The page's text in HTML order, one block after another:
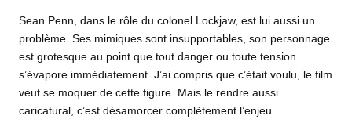
Sean Penn, dans le rôle du colonel Lockjaw, est lui aussi un
problème. Ses mimiques sont insupportables, son personnage
est grotesque au point que tout danger ou toute tension
s’évapore immédiatement. J’ai compris que c’était voulu, le film
veut se moquer de cette figure. Mais le rendre aussi
caricatural, c’est désamorcer complètement l’enjeu.